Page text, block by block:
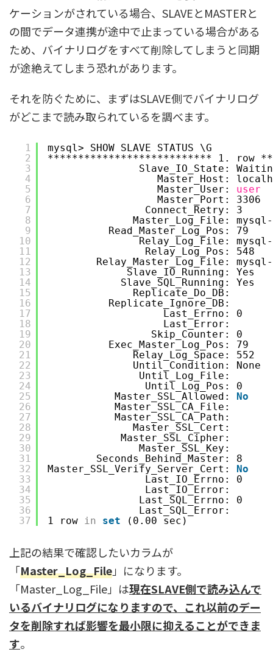
ケーションがされている場合、SLAVEとMASTERと
の間でデータ連携が途中で止まっている場合がある
ため、バイナリログをすべて削除してしまうと同期
が途絶えてしまう恐れがあります。
それを防ぐために、まずはSLAVE側でバイナリログ
がどこまで読み取られているを調べます。
1
2
3
4
5
6
7
8
9
10
11
12
13
14
15
16
17
18
19
20
21
22
23
24
25
26
27
28
29
30
31
32
33
34
35
36
37
mysql> SHOW SLAVE STATUS \G
*************************** 1. row
Slave_IO_State:
Master_Host:
Master_User: user
Master_Port: 3306
Connect_Retry: 3
Master_Log_File:
Read_Master_Log_Pos: 79
Relay_Log_File:
Relay_Log_Pos: 548
Relay_Master_Log_File:
Slave_IO_Running: Yes
Slave_SQL_Running: Yes
Replicate_Do_DB:
Replicate_Ignore_DB:
Last_Errno: 0
Last_Error:
Skip_Counter: 0
Exec_Master_Log_Pos: 79
Relay_Log_Space: 552
Until_Condition: None
Until_Log_File:
Until_Log_Pos: 0
Master_SSL_Allowed: No
Master_SSL_CA_File:
Master_SSL_CA_Path:
Master_SSL_Cert:
Master_SSL_Cipher:
Master_SSL_Key:
Seconds_Behind_Master: 8
Master_SSL_Verify_Server_Cert: No
Last_IO_Errno: 0
Last_IO_Error:
Last_SQL_Errno: 0
Last_SQL_Error:
1 row in set (0.00 sec)
上記の結果で確認したいカラムが
「Master_Log_File」になります。
「Master_Log_File」は現在SLAVE側で読み込んで
いるバイナリログになりますので、これ以前のデー
タを削除すれば影響を最小限に抑えることができま
す。